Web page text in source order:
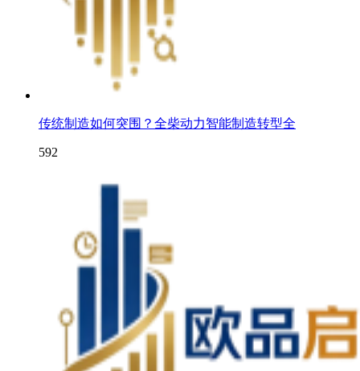
传统制造如何突围？全柴动力智能制造转型全
592